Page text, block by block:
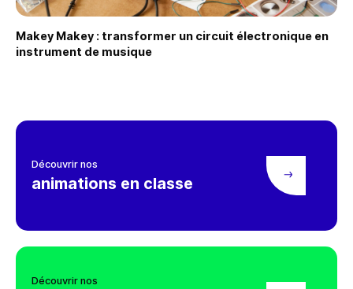
Faire une demande
Makey Makey : transformer un circuit électronique en
instrument de musique
Découvrir nos
animations en classe
Découvrir nos